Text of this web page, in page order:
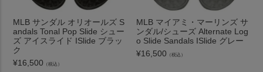
MLB サンダル オリオールズ S
andals Tonal Pop Slide シュー
ズ アイスライド ISlide ブラッ
ク
¥16,500 （税込）
MLB マイアミ・マーリンズ サ
ンダル/シューズ Alternate Log
o Slide Sandals ISlide グレー
¥16,500 （税込）